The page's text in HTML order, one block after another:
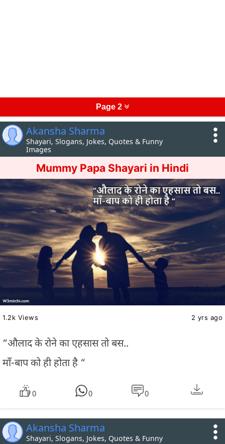
Page 2
Akansha Sharma
Shayari, Slogans, Jokes, Quotes & Funny
Images
Mummy Papa Shayari in Hindi
1.2k Views 2 yrs ago
“औलाद के रोने का एहसास तो बस..
माँ-बाप को ही होता है “
0 0 0
Akansha Sharma
Shayari, Slogans, Jokes, Quotes & Funny